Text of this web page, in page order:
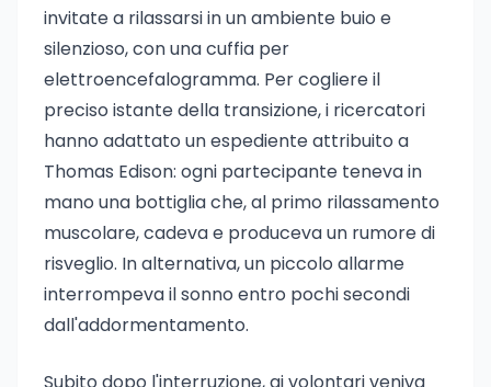
invitate a rilassarsi in un ambiente buio e
silenzioso, con una cuffia per
elettroencefalogramma. Per cogliere il
preciso istante della transizione, i ricercatori
hanno adattato un espediente attribuito a
Thomas Edison: ogni partecipante teneva in
mano una bottiglia che, al primo rilassamento
muscolare, cadeva e produceva un rumore di
risveglio. In alternativa, un piccolo allarme
interrompeva il sonno entro pochi secondi
dall'addormentamento.